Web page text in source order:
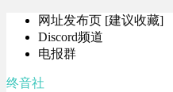
网址发布页 [建议收藏]
Discord频道
电报群
终音社